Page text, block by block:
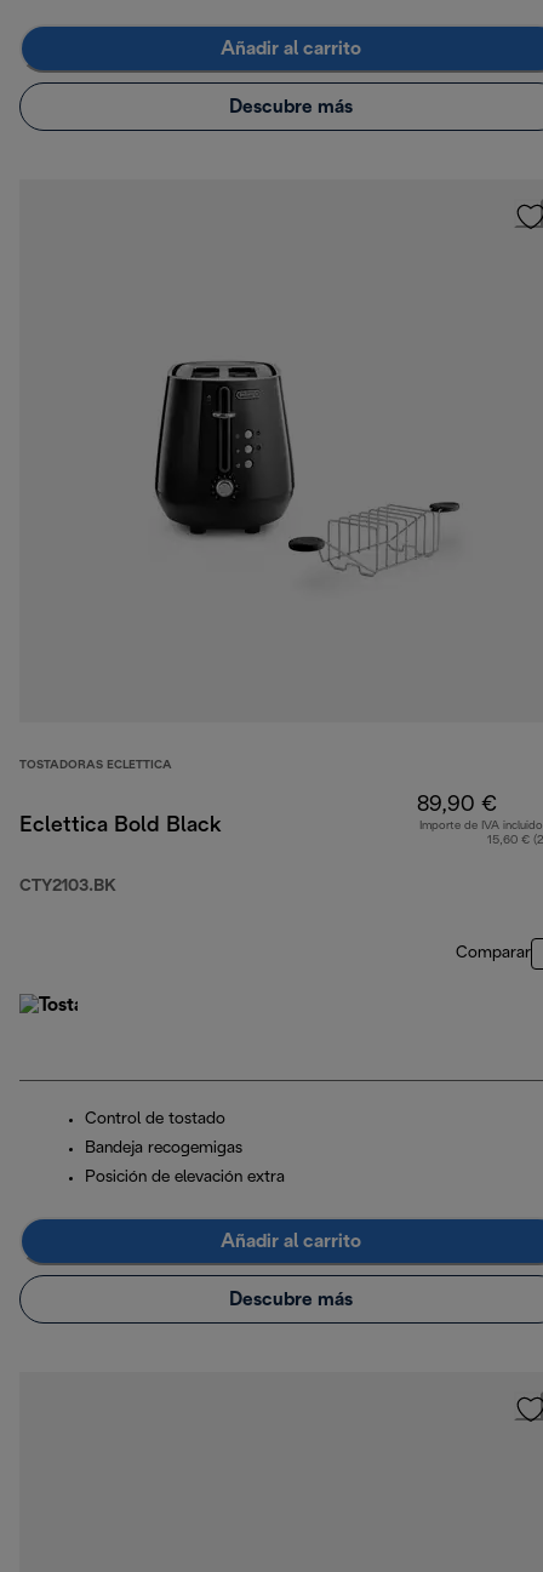
Añadir al carrito
Descubre más
TOSTADORAS ECLETTICA
Eclettica Bold Black
CTY2103.BK
89,90 €
Importe de IVA
15,60 €
Comparar
Control de tostado
Bandeja recogemigas
Posición de elevación extra
Añadir al carrito
Descubre más